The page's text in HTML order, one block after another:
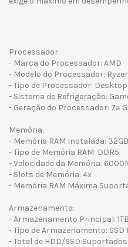
Processador:
- Marca do Processador: AMD
- Modelo do Processador:
- Tipo de Processador: Desktop
- Sistema de Refrigeração:
- Geração do Processador: 7ª
Memória:
- Memória RAM Instalada: 32GB
- Tipo de Memória RAM: DDR5
- Velocidade da Memória:
- Slots de Memória: 4x
- Memória RAM Máxima
Armazenamento:
- Armazenamento Principal: 1TB
- Tipo de Armazenamento: SSD
- Total de HDD/SSD